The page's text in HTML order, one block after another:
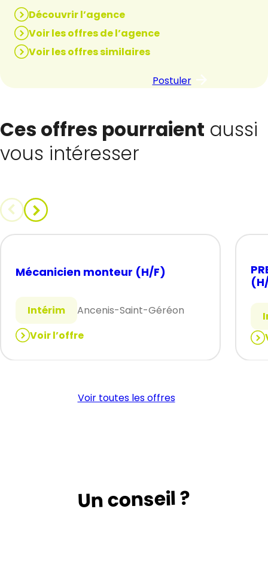
Découvrir l’agence
Voir les offres de l’agence
Voir les offres similaires
Postuler
Ces offres pourraient aussi
vous intéresser
Mécanicien monteur (H/F)
Intérim
Ancenis-Saint-Géréon
Voir l’offre
:
Mécanicien
:
Voir toutes les offres
Un conseil ?